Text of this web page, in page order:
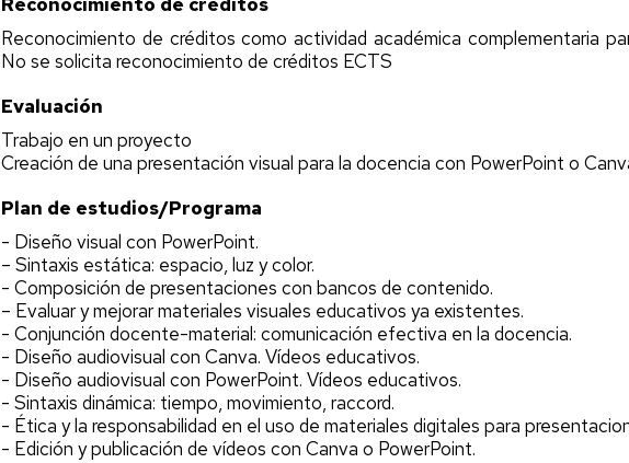
Reconocimiento de créditos como actividad académica complementaria
No se solicita reconocimiento de créditos ECTS
Evaluación
Trabajo en un proyecto
Creación de una presentación visual para la docencia con PowerPoint o
Plan de estudios/Programa
- Diseño visual con PowerPoint.
– Sintaxis estática: espacio, luz y color.
- Composición de presentaciones con bancos de contenido.
– Evaluar y mejorar materiales visuales educativos ya existentes.
- Conjunción docente-material: comunicación efectiva en la docencia.
- Diseño audiovisual con Canva. Vídeos educativos.
- Diseño audiovisual con PowerPoint. Vídeos educativos.
- Sintaxis dinámica: tiempo, movimiento, raccord.
- Ética y la responsabilidad en el uso de materiales digitales para
- Edición y publicación de vídeos con Canva o PowerPoint.